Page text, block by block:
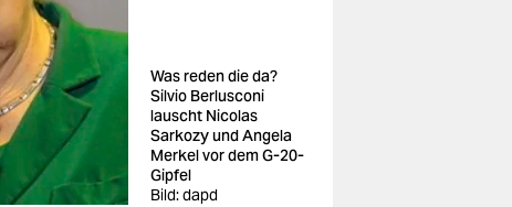
Was reden die da?
Silvio Berlusconi
lauscht Nicolas
Sarkozy und Angela
Merkel vor dem G-20-
Gipfel
Bild: dapd